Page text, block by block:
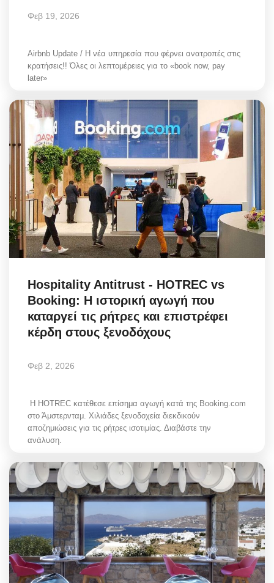
Φεβ 19, 2026
Airbnb Update / Η νέα υπηρεσία που φέρνει ανατροπές στις
κρατήσεις!! Όλες οι λεπτομέρειες για το «book now, pay
later»
Hospitality Antitrust - HOTREC vs
Booking: Η ιστορική αγωγή που
καταργεί τις ρήτρες και επιστρέφει
κέρδη στους ξενοδόχους
Φεβ 2, 2026
Η HOTREC κατέθεσε επίσημα αγωγή κατά της Booking.com
στο Άμστερνταμ. Χιλιάδες ξενοδοχεία διεκδικούν
αποζημιώσεις για τις ρήτρες ισοτιμίας. Διαβάστε την
ανάλυση.